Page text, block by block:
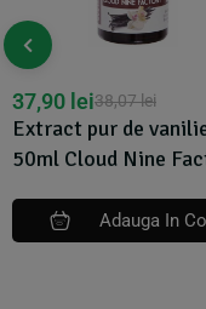
Vanilie de Bourbon
bio 15g SO
108,28lei
94,76 lei
Adauga In